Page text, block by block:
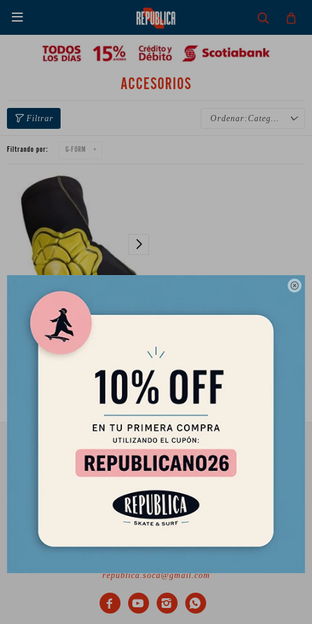


ACCESORIOS
Categoría
Filtrando por: G-FORM
Coderas G-FORM
USD 35,00
29,75
2901 8448 / 098 480 004
Desde el 2010 trayendo lo mejor del skate a Uruguay
republica.soca@gmail.com
   